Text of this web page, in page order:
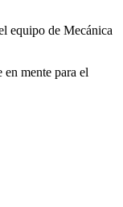
equipo de Mecánica
mente para el